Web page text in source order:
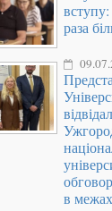
вступу:
раза
в